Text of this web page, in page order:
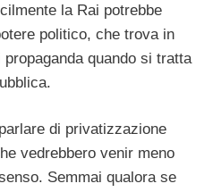
la Rai potrebbe
politico, che trova in
quando si tratta
di privatizzazione
vedrebbero venir meno
Semmai qualora se